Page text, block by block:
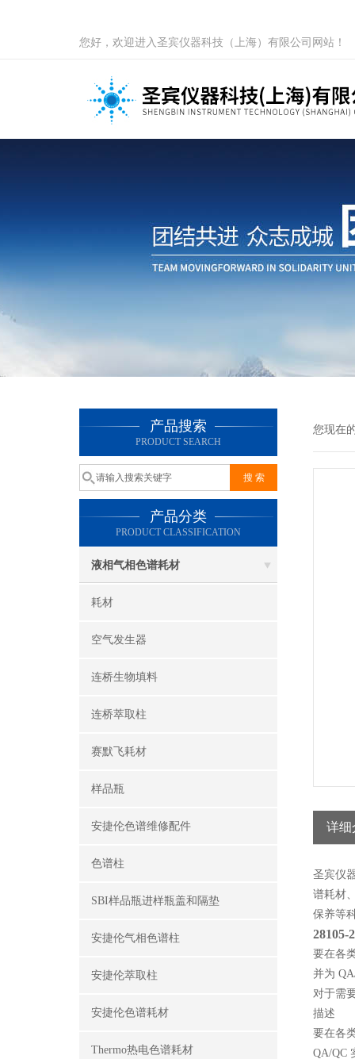
您好，欢迎进入圣宾仪器科技（上海）有限公司网站！
产品搜索
PRODUCT SEARCH
产品分类
PRODUCT CLASSIFICATION
液相气相色谱耗材
耗材
空气发生器
连桥生物填料
连桥萃取柱
赛默飞耗材
样品瓶
安捷伦色谱维修配件
色谱柱
SBI样品瓶进样瓶盖和隔垫
安捷伦气相色谱柱
安捷伦萃取柱
安捷伦色谱耗材
Thermo热电色谱耗材
您现在
详细
圣宾仪
谱耗材
保养等
28105-
要在各
并为
对于需
描述
要在各
QA/QC